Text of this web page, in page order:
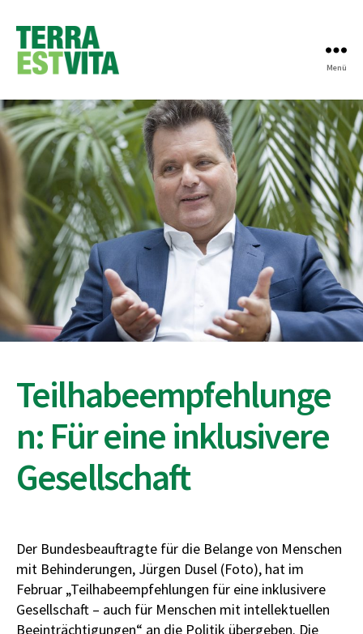
Menü
Teilhabeempfehlunge
n: Für eine inklusivere
Gesellschaft
Der Bundesbeauftragte für die Belange von Menschen
mit Behinderungen, Jürgen Dusel (Foto), hat im
Februar „Teilhabeempfehlungen für eine inklusivere
Gesellschaft – auch für Menschen mit intellektuellen
Beeinträchtigungen“ an die Politik übergeben. Die